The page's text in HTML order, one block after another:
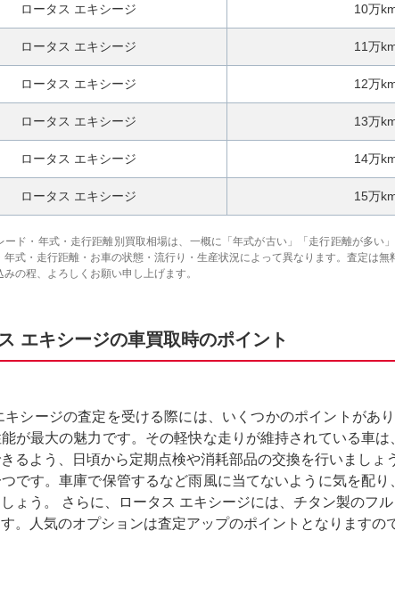
ロータス エキシージ 10万
ロータス エキシージ 11万
ロータス エキシージ 12万
ロータス エキシージ 13万
ロータス エキシージ 14万
ロータス エキシージ 15万
ード・年式・走行距離別買取相場は、一概に「年式が古い」「走行距離が多
年式・走行距離・お車の状態・流行り・生産状況によって異なります。査定は
の程、よろしくお願い申し上げます。
エキシージの車買取時のポイント
キシージの査定を受ける際には、いくつかのポイントがあ
が最大の魅力です。その軽快な走りが維持されている車
るよう、日頃から定期点検や消耗部品の交換を行いまし
です。車庫で保管するなど雨風に当てないように気を配
ょう。 さらに、ロータス エキシージには、チタン製のフ
。人気のオプションは査定アップのポイントとなりますの